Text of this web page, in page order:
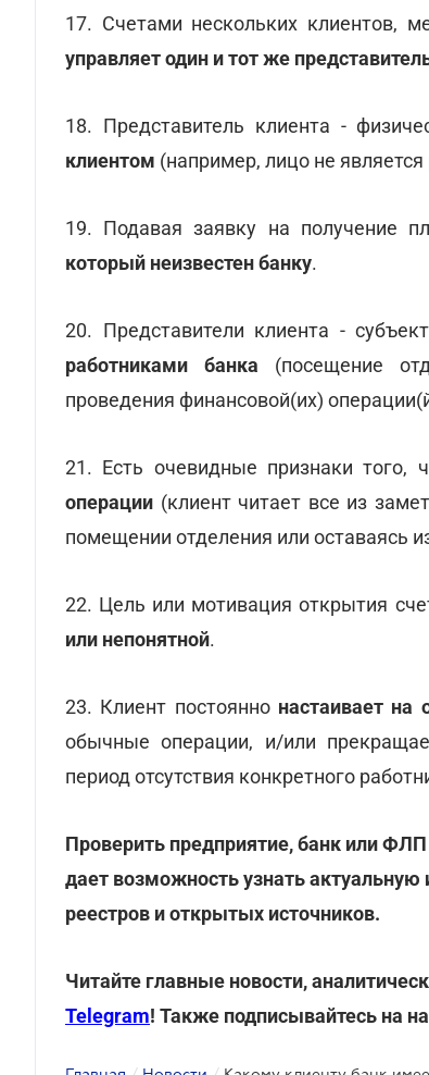
17. Счетами нескольких клиентов,
управляет один и тот же
18. Представитель клиента -
клиентом (например, лицо не
19. Подавая заявку на получение
который неизвестен банку.
20. Представители клиента -
работниками банка (посещение
проведения финансовой(их)
21. Есть очевидные признаки того,
операции (клиент читает все из
помещении отделения или оставаясь
22. Цель или мотивация открытия
или непонятной.
23. Клиент постоянно настаивает на
обычные операции, и/или
период отсутствия конкретного
Проверить предприятие, банк или
дает возможность узнать
реестров и открытых источников.
Читайте главные новости,
Telegram! Также подписывайтесь на